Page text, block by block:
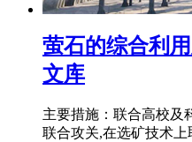
萤石的综合利
文库
主要措施：联合高校及
联合攻关,在选矿技术